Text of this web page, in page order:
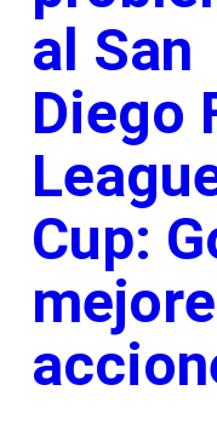
al San
Diego
Cup: